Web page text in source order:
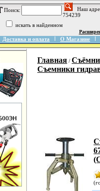
Поиск:
Наш
754239
искать в найденном
Доставка и оплата О Магазине
Главная /
Съемники